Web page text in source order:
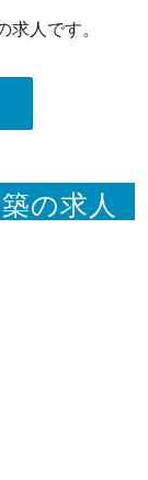
求人です。
の求人